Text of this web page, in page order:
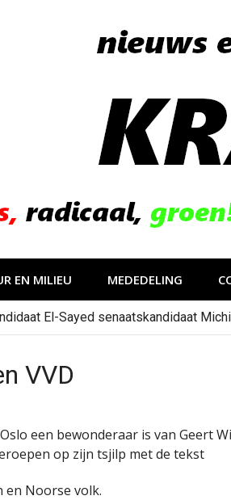
EN MILIEU MEDEDELING
gevolg van op sociale media verspreide
VVD
een bewonderaar is van Geert
op zijn tsjilp met de tekst
en Noorse volk.